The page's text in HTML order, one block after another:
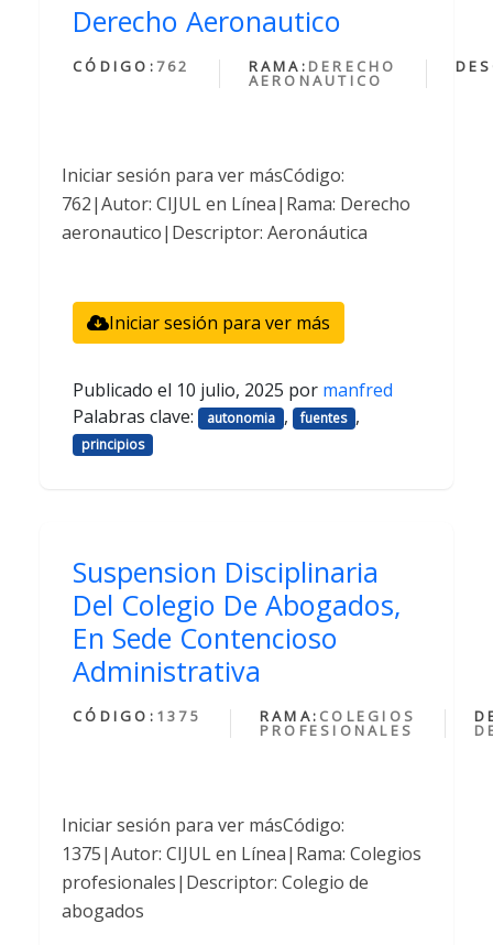
Derecho Aeronautico
CÓDIGO: 762 RAMA: DERECHO
AERONAUTICO
Iniciar sesión para ver másCódigo:
762|Autor: CIJUL en Línea|Rama: Derecho
aeronautico|Descriptor: Aeronáutica
Iniciar sesión para ver más
Publicado el 10 julio, 2025 por manfred
Palabras clave:
autonomia , fuentes ,
principios
Suspension Disciplinaria
Del Colegio De Abogados,
En Sede Contencioso
Administrativa
CÓDIGO: 1375 RAMA: COLEGIOS
PROFESIONALES
Iniciar sesión para ver másCódigo:
1375|Autor: CIJUL en Línea|Rama: Colegios
profesionales|Descriptor: Colegio de
abogados